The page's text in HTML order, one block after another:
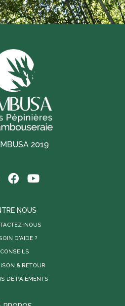
2019
NOUS
NOUS
D'AIDE ?
CONSEILS
& RETOUR
DE PAIEMENTS